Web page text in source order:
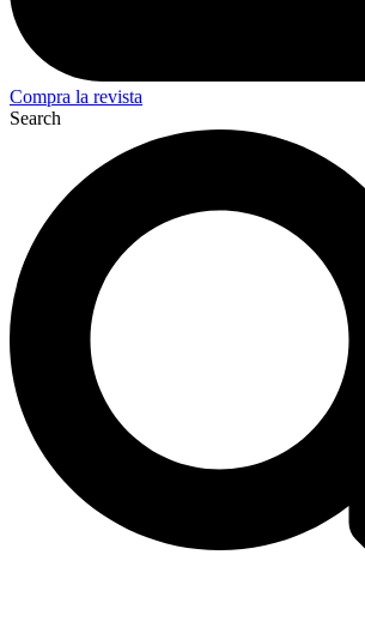
Compra la revista
Search